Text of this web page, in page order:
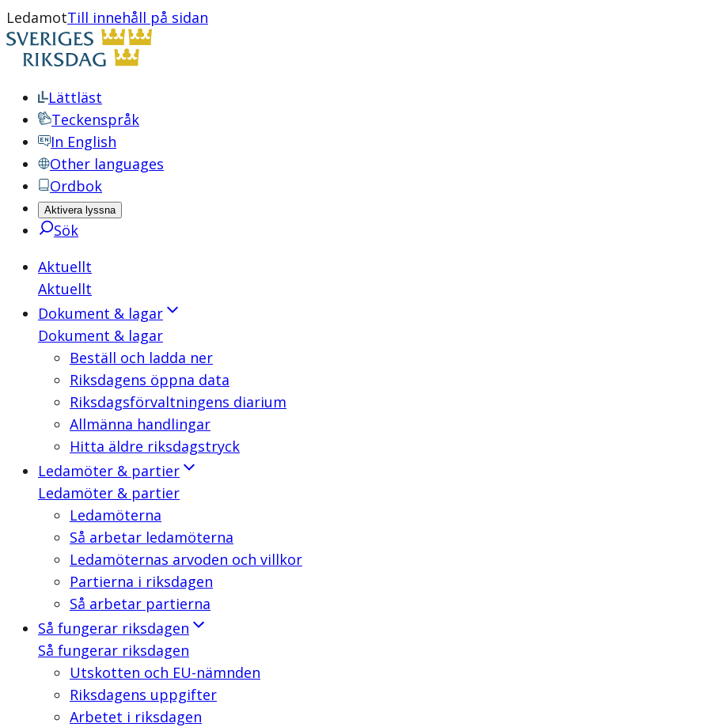
LedamotTill innehåll på sidan
Lättläst
Teckenspråk
In English
Other languages
Ordbok
Aktivera lyssna
Sök
Aktuellt
Aktuellt
Dokument & lagar
Dokument & lagar
Beställ och ladda ner
Riksdagens öppna data
Riksdagsförvaltningens diarium
Allmänna handlingar
Hitta äldre riksdagstryck
Ledamöter & partier
Ledamöter & partier
Ledamöterna
Så arbetar ledamöterna
Ledamöternas arvoden och villkor
Partierna i riksdagen
Så arbetar partierna
Så fungerar riksdagen
Så fungerar riksdagen
Utskotten och EU-nämnden
Riksdagens uppgifter
Arbetet i riksdagen